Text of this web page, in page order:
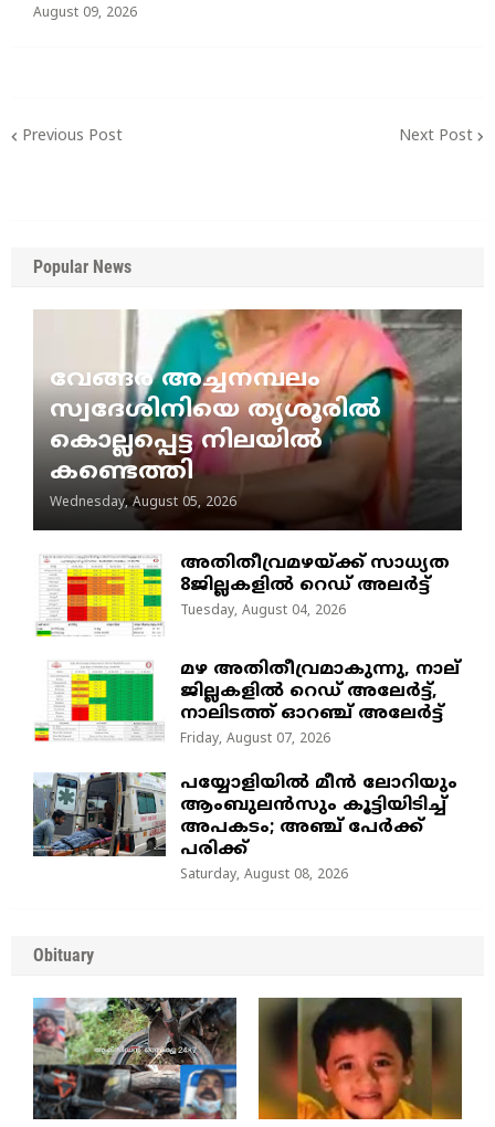
August 09, 2026
Previous Post Next Post
Popular News
വേങ്ങര അച്ചനമ്പലം
സ്വദേശിനിയെ തൃശൂരിൽ
കൊല്ലപ്പെട്ട നിലയിൽ
കണ്ടെത്തി
Wednesday, August 05, 2026
അതിതീവ്രമഴയ്ക്ക് സാധ്യത
8ജില്ലകളിൽ റെഡ് അലർട്ട്
Tuesday, August 04, 2026
മഴ അതിതീവ്രമാകുന്നു, നാല്
ജില്ലകളില്‍ റെഡ് അലേര്‍ട്ട്‌,
നാലിടത്ത് ഓറഞ്ച് അലേർട്ട്
Friday, August 07, 2026
പയ്യോളിയിൽ മീൻ ലോറിയും
ആംബുലൻസും കൂട്ടിയിടിച്ച്
അപകടം; അഞ്ച് പേർക്ക്
പരിക്ക്
Saturday, August 08, 2026
Obituary